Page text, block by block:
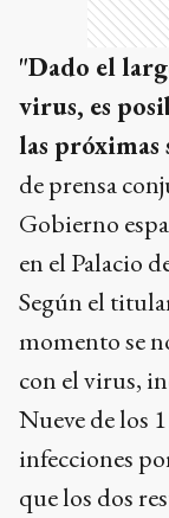
"Dado el
virus, es
las próximas
de prensa
Gobierno
en el Palacio
Según el
momento se
con el virus,
Nueve de los
infecciones
que los dos